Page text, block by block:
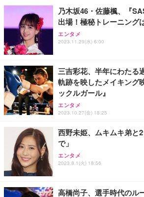
務用 おしゃれ パソコンチェ
ANDWINT オフィスチェア デ
ッシュ 通気性 ランバーサポ
ス圧無段階昇降 360度回転 キ
【MiniLED/24.5inch/280Hz/
HOOTER Gaming Monitor
グモニター QD 24.5インチ
アイリスオーヤマ ペットシー
ュラー 200枚入【
乃木坂46・佐藤楓、『
出場！極秘トレーニング
エンタメ
2023.11.29(水) 6:00
三吉彩花、半年にわたる
軌跡を映したメイキング
ックルガール』
エンタメ
2023.10.27(金) 18:25
西野未姫、ムキムキ弟と
で」
エンタメ
2023.8.1(火) 18:56
高橋尚子、選手時代のル